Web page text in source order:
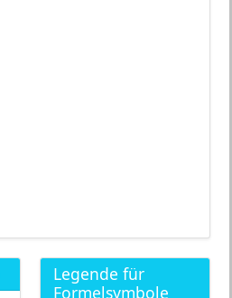
Legende für
Formelsymbole